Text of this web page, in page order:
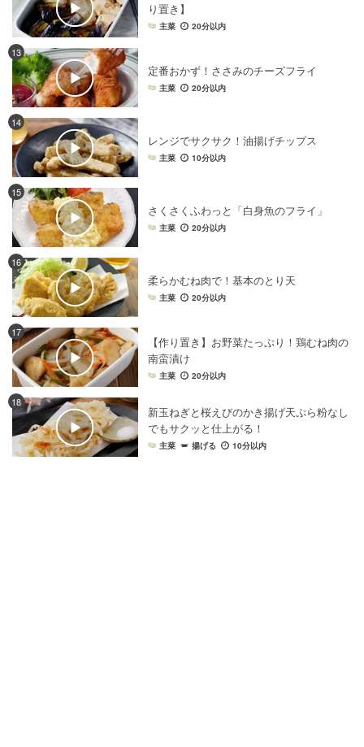
り置き】
主菜 20分以内
13
定番おかず！ささみのチーズフライ
主菜 20分以内
14
レンジでサクサク！油揚げチップス
主菜 10分以内
15
さくさくふわっと「白身魚のフライ」
主菜 20分以内
16
柔らかむね肉で！基本のとり天
主菜 20分以内
17
【作り置き】お野菜たっぷり！鶏むね肉の
南蛮漬け
主菜 20分以内
18
新玉ねぎと桜えびのかき揚げ天ぷら粉なし
でもサクッと仕上がる！
主菜 揚げる 10分以内